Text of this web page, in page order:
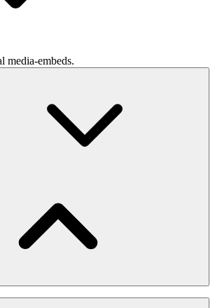
media-embeds.